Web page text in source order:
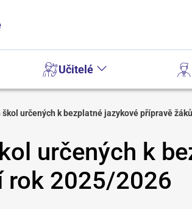
Učitelé
určených k bezplatné jazykové přípravě
určených k
rok 2025/2026